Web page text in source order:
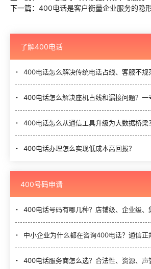
下一篇： 400电话是客户衡量企业服务的隐
了解400电话
400电话怎么解决传统电话占线、客服不规范、
400电话怎么解决座机占线和漏接问题？
400电话怎么从通信工具升级为大数据桥梁？
400电话办理怎么实现低成本高回报？
400号码申请
400电话号码有哪几种？店铺级、企业级、
中小企业为什么都在咨询400电话？通信正
400电话服务商怎么选？合法性、资源、声